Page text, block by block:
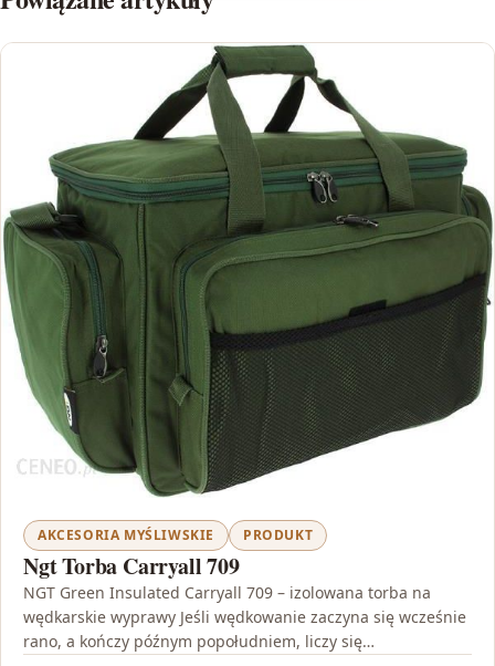
AKCESORIA MYŚLIWSKIE PRODUKT
Ngt Torba Carryall 709
NGT Green Insulated Carryall 709 – izolowana torba na
wędkarskie wyprawy Jeśli wędkowanie zaczyna się wcześnie
rano, a kończy późnym popołudniem, liczy się